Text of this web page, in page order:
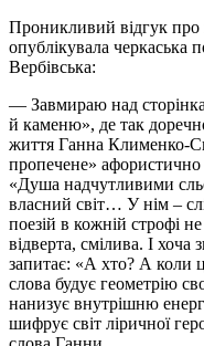
Проникливий відгук
опублікувала
Вербівська:
— Завмираю над
й каменю», де так
життя Ганна Клименко-
пропечене» афористично
«Душа надчутливими
власний світ… У нім –
поезій в кожній строфі
відверта, смілива. І хоча
запитає: «А хто? А коли
слова будує геометрію
нанизує внутрішню
шифрує світ ліричної